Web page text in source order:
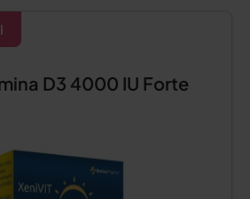
D3 4000 IU Forte